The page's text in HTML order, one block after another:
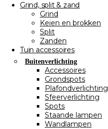
Grind, split & zand
Grind
Keien en brokken
Split
Zanden
Tuin accessoires
Buitenverlichting
Accessoires
Grondspots
Plafondverlichting
Sfeerverlichting
Spots
Staande lampen
Wandlampen